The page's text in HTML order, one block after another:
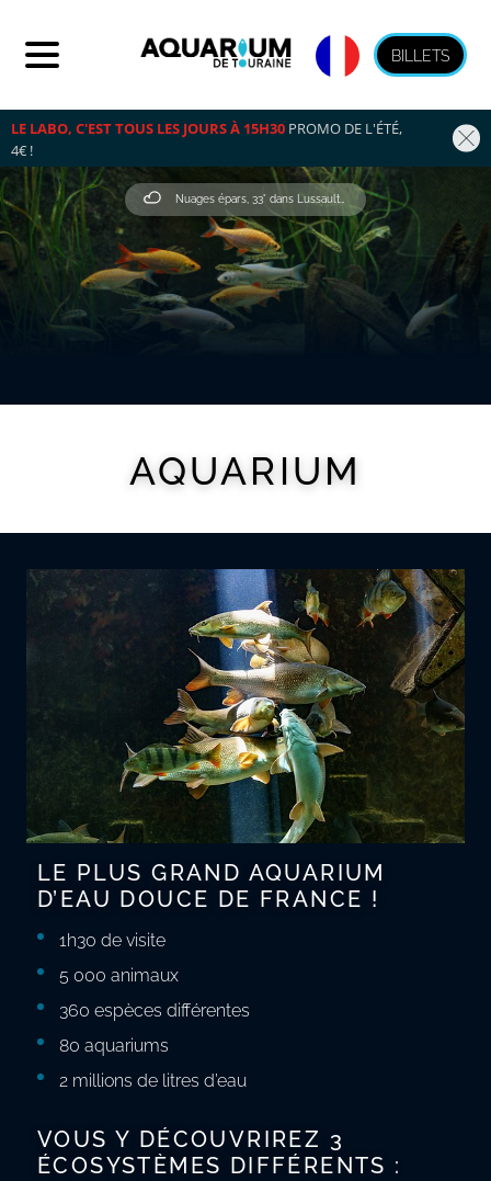
BILLETS
LE LABO, C'EST TOUS LES JOURS À 15H30 PROMO DE L'ÉTÉ,
4€ !
Nuages épars, 33° dans Lussault-Sur-Loire
AQUARIUM
LE PLUS GRAND AQUARIUM
D’EAU DOUCE DE FRANCE !
1h30 de visite
5 000 animaux
360 espèces différentes
80 aquariums
2 millions de litres d’eau
VOUS Y DÉCOUVRIREZ 3
ÉCOSYSTÈMES DIFFÉRENTS :